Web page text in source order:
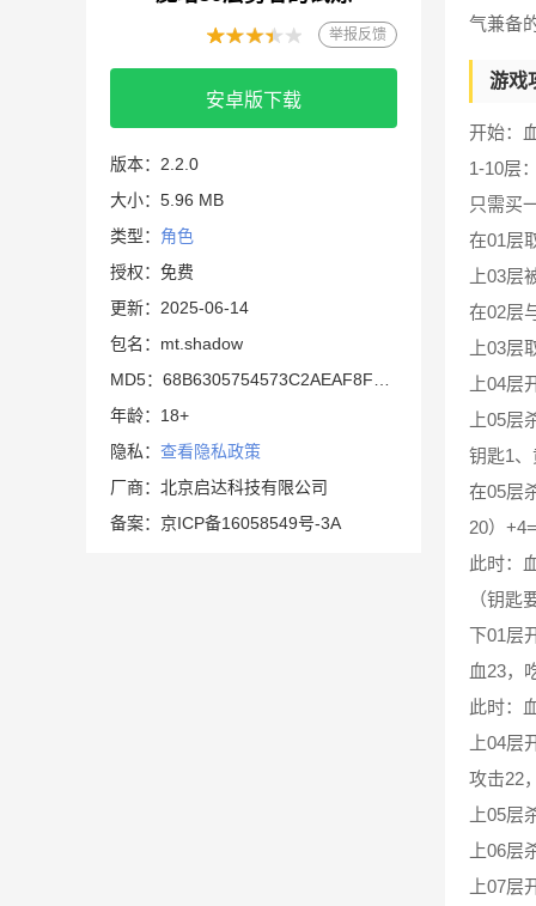
举报反馈
安卓版下载
版本：2.2.0
大小：5.96 MB
类型： 角色
授权：免费
更新：2025-06-14
包名：mt.shadow
年龄：18+
隐私： 查看隐私政策
厂商：北京启达科技有限公司
备案：京ICP备16058549号-3A
气兼备
游戏
开始：
1-10层
只需买
在01层
上03
在02层
上03
上04
上05
钥匙1
在05层
20）
此时：
（钥
下01层
血23，
此时：
上04
攻击22
上05
上06
上07